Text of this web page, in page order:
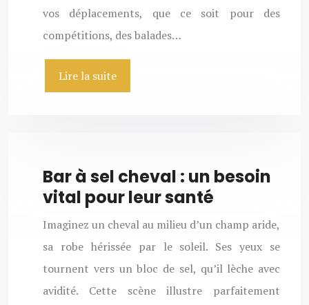
vos déplacements, que ce soit pour des
compétitions, des balades…
Lire la suite
Bar à sel cheval : un besoin
vital pour leur santé
Imaginez un cheval au milieu d’un champ aride,
sa robe hérissée par le soleil. Ses yeux se
tournent vers un bloc de sel, qu’il lèche avec
avidité. Cette scène illustre parfaitement